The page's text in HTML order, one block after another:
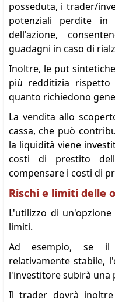
posseduta, i trader/
potenziali perdite
dell'azione,
guadagni in caso di
Inoltre, le put
più redditizia
quanto richiedono
La vendita allo
cassa, che può
la liquidità viene
costi di prestito
compensare i costi di
Rischi e limiti delle
L'utilizzo di
limiti.
Ad esempio, se il
relativamente stabile,
l'investitore subirà una
Il trader dovrà